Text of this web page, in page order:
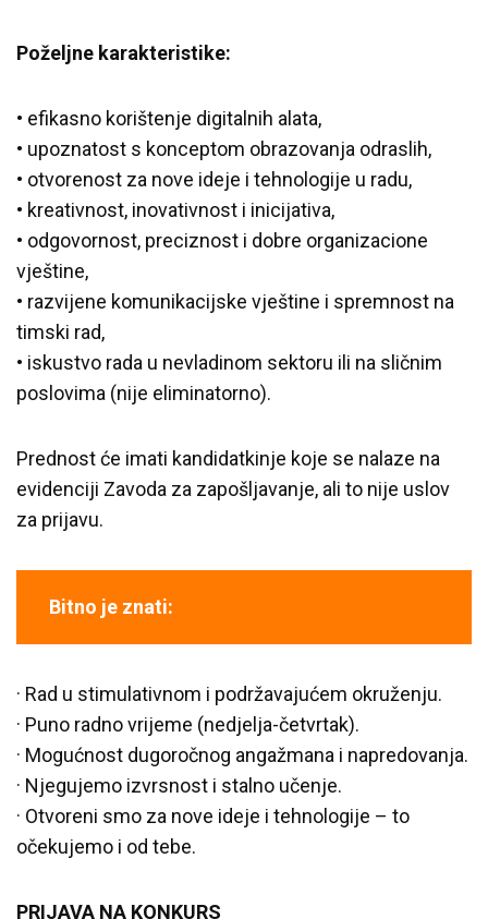
Poželjne karakteristike:
• efikasno korištenje digitalnih alata,
• upoznatost s konceptom obrazovanja odraslih,
• otvorenost za nove ideje i tehnologije u radu,
• kreativnost, inovativnost i inicijativa,
• odgovornost, preciznost i dobre organizacione
vještine,
• razvijene komunikacijske vještine i spremnost na
timski rad,
• iskustvo rada u nevladinom sektoru ili na sličnim
poslovima (nije eliminatorno).
Prednost će imati kandidatkinje koje se nalaze na
evidenciji Zavoda za zapošljavanje, ali to nije uslov
za prijavu.
Bitno je znati:
· Rad u stimulativnom i podržavajućem okruženju.
· Puno radno vrijeme (nedjelja-četvrtak).
· Mogućnost dugoročnog angažmana i napredovanja.
· Njegujemo izvrsnost i stalno učenje.
· Otvoreni smo za nove ideje i tehnologije – to
očekujemo i od tebe.
PRIJAVA NA KONKURS